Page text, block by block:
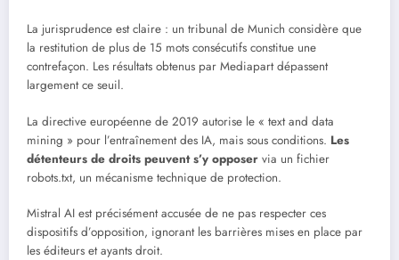
La jurisprudence est claire : un tribunal de Munich considère que
la restitution de plus de 15 mots consécutifs constitue une
contrefaçon. Les résultats obtenus par Mediapart dépassent
largement ce seuil.
La directive européenne de 2019 autorise le « text and data
mining » pour l’entraînement des IA, mais sous conditions. Les
détenteurs de droits peuvent s’y opposer via un fichier
robots.txt, un mécanisme technique de protection.
Mistral AI est précisément accusée de ne pas respecter ces
dispositifs d’opposition, ignorant les barrières mises en place par
les éditeurs et ayants droit.